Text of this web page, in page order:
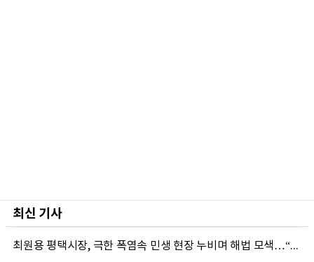
최신 기사
최원용 평택시장, 극한 폭염속 민생 현장 누비며 해법 모색…“현장에 답 있다”